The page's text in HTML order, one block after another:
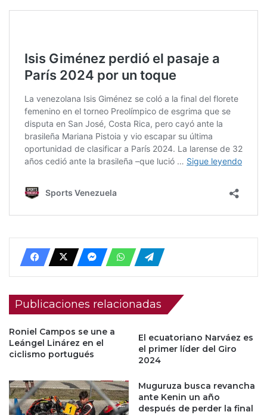
Publicaciones relacionadas
Roniel Campos se une a
Leángel Linárez en el
ciclismo portugués
El ecuatoriano Narváez es
el primer líder del Giro
2024
Muguruza busca revancha
ante Kenin un año
después de perder la final